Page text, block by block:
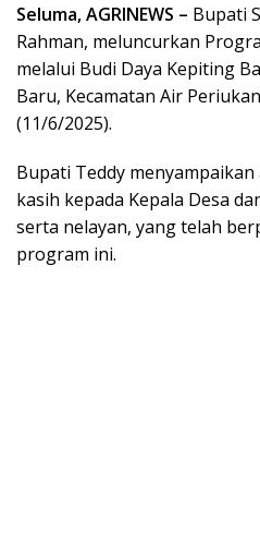
Seluma, AGRINEWS – Bupati
Rahman, meluncurkan
melalui Budi Daya Kepiting
Baru, Kecamatan Air
(11/6/2025).
Bupati Teddy
kasih kepada Kepala Desa
serta nelayan, yang telah
program ini.